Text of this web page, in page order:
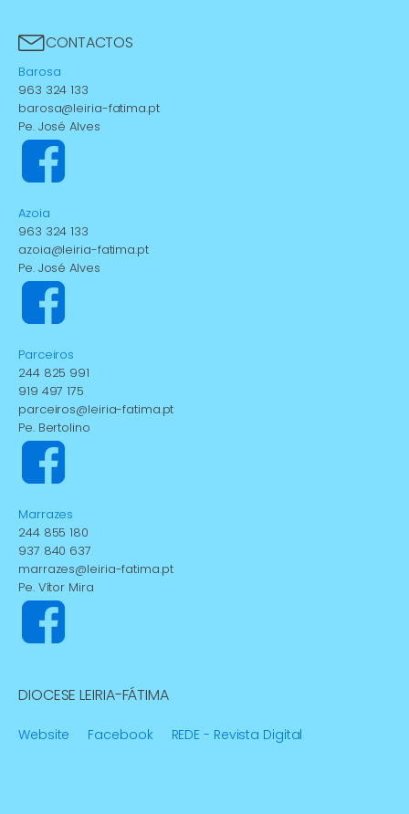
CONTACTOS
Barosa
963 324 133
barosa@leiria-fatima.pt
Pe. José Alves
Azoia
963 324 133
azoia@leiria-fatima.pt
Pe. José Alves
Parceiros
244 825 991
919 497 175
parceiros@leiria-fatima.pt
Pe. Bertolino
Marrazes
244 855 180
937 840 637
marrazes@leiria-fatima.pt
Pe. Vítor Mira
DIOCESE LEIRIA-FÁTIMA
Website Facebook REDE - Revista Digital